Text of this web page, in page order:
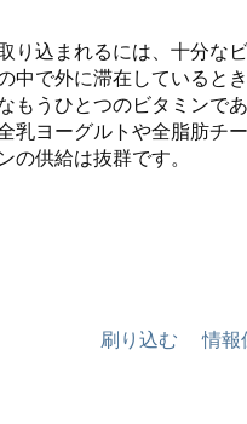
り込まれるには、十分な
中で外に滞在していると
もうひとつのビタミンで
乳ヨーグルトや全脂肪チ
の供給は抜群です。
刷り込む 情